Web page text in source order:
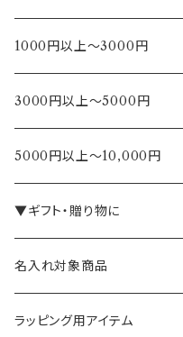
1000円以上～3000円
3000円以上～5000円
5000円以上～10,000円
▼ギフト・贈り物に
名入れ対象商品
ラッピング用アイテム